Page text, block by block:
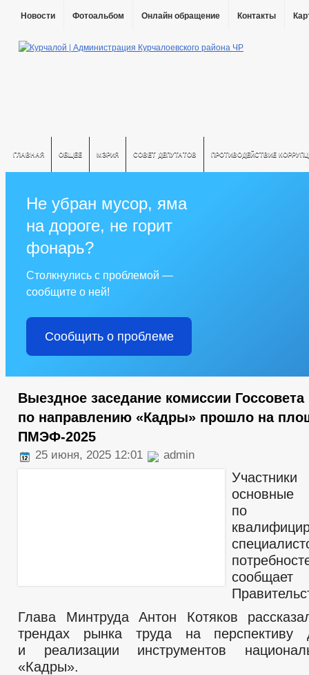
Новости Фотоальбом Онлайн обращение Контакты
ГЛАВНАЯ ОБЩЕЕ МЭРИЯ СОВЕТ ДЕПУТАТОВ ПРОТИВОДЕЙСТВИЕ
Не убран мусор, яма
на дороге, не горит
фонарь?
Столкнулись с проблемой —
сообщите о ней!
Сообщить о проблеме
Выездное заседание комиссии Госсовета
по направлению «Кадры» прошло на
ПМЭФ-2025
25 июня, 2025 12:01 admin
по
сообщает
Глава Минтруда Антон Котяков
трендах рынка труда на
и реализации инструментов
«Кадры».